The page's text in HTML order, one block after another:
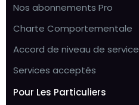
Nos abonnements Pro
Charte Comportementale
Accord de niveau de service
Services acceptés
Pour Les Particuliers